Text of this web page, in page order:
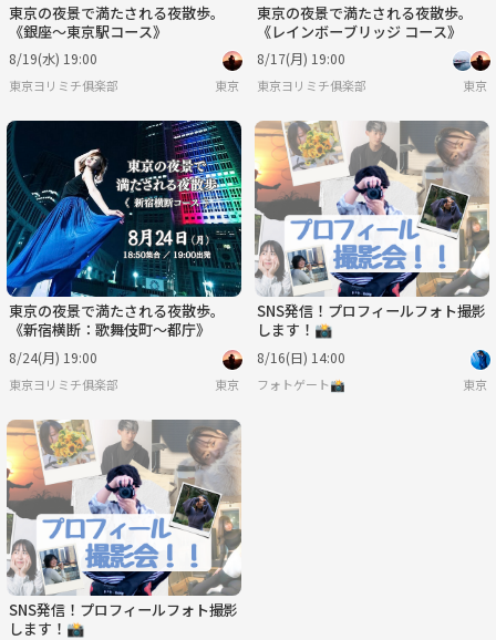
東京の夜景で満たされる夜散歩。
《銀座〜東京駅コース》
8/19(水) 19:00
東京ヨリミチ俱楽部 東京
東京の夜景で満たされる夜散歩。
《レインボーブリッジ コース》
8/17(月) 19:00
東京ヨリミチ俱楽部 東京
東京の夜景で満たされる夜散歩。
《新宿横断：歌舞伎町〜都庁》
8/24(月) 19:00
東京ヨリミチ俱楽部 東京
SNS発信！プロフィールフォト撮影
します！📸
8/16(日) 14:00
フォトゲート📸 東京
SNS発信！プロフィールフォト撮影
します！📸